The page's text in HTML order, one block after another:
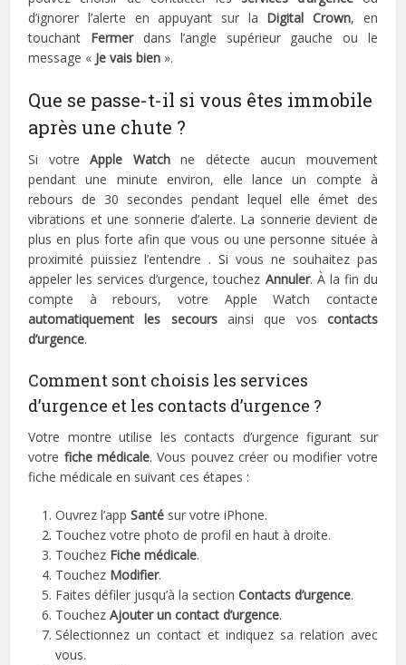
d’ignorer l’alerte en appuyant sur la Digital Crown, en
touchant Fermerdans l’angle supérieur gauche ou le
message « Je vais bien ».
Que se passe-t-il si vous êtes immobile
après une chute ?
Si votreApple Watchne détecte aucun mouvement
pendant une minute environ, elle lance un compte à
rebours de 30 secondes pendant lequel elle émet des
vibrations et une sonnerie d’alerte. La sonnerie devient de
plus en plus forte afin que vous ou une personne située à
proximité puissiez l’entendre . Si vous ne souhaitez pas
appeler les services d’urgence, touchez Annuler. À la fin du
compte à rebours, votre Apple Watch contacte
automatiquement les secoursainsi que vos contacts
d’urgence.
Comment sont choisis les services
d’urgence et les contacts d’urgence ?
Votre montre utilise les contacts d’urgence figurant sur
votre fiche médicale. Vous pouvez créer ou modifier votre
fiche médicale en suivant ces étapes :
Ouvrez l’appSanté sur votre iPhone.
Touchez votre photo de profil en haut à droite.
Touchez Fiche médicale.
Touchez Modifier.
Faites défiler jusqu’à la sectionContacts d’urgence.
TouchezAjouter un contact d’urgence.
Sélectionnez un contact et indiquez sa relation avec
vous.